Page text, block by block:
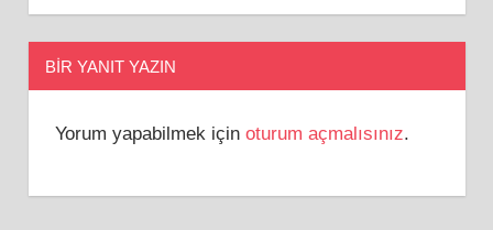
BIR YANIT YAZIN
Yorum yapabilmek için oturum açmalısınız.